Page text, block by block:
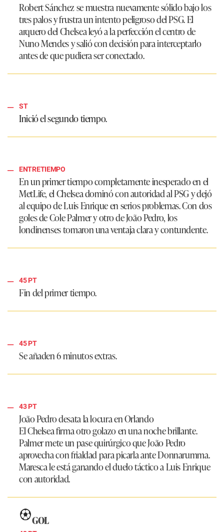
Robert Sánchez se muestra nuevamente sólido bajo los
tres palos y frustra un intento peligroso del PSG. El
arquero del Chelsea leyó a la perfección el centro de
Nuno Mendes y salió con decisión para interceptarlo
antes de que pudiera ser conectado.
ST
Inició el segundo tiempo.
ENTRETIEMPO
En un primer tiempo completamente inesperado en el
MetLife, el Chelsea dominó con autoridad al PSG y dejó
al equipo de Luis Enrique en serios problemas. Con dos
goles de Cole Palmer y otro de João Pedro, los
londinenses tomaron una ventaja clara y contundente.
45 PT
Fin del primer tiempo.
45 PT
Se añaden 6 minutos extras.
43 PT
João Pedro desata la locura en Orlando
El Chelsea firma otro golazo en una noche brillante.
Palmer mete un pase quirúrgico que João Pedro
aprovecha con frialdad para picarla ante Donnarumma.
Maresca le está ganando el duelo táctico a Luis Enrique
con autoridad.
GOL